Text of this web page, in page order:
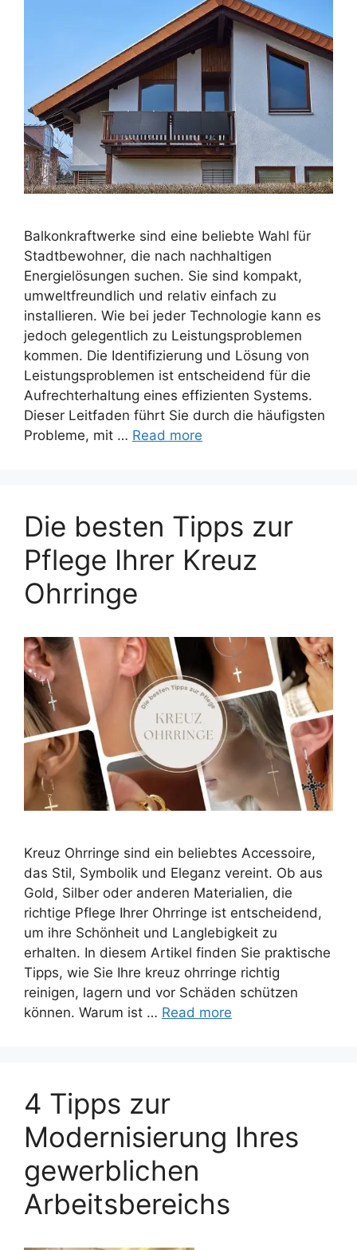
Balkonkraftwerke sind eine beliebte Wahl für
Stadtbewohner, die nach nachhaltigen
Energielösungen suchen. Sie sind kompakt,
umweltfreundlich und relativ einfach zu
installieren. Wie bei jeder Technologie kann es
jedoch gelegentlich zu Leistungsproblemen
kommen. Die Identifizierung und Lösung von
Leistungsproblemen ist entscheidend für die
Aufrechterhaltung eines effizienten Systems.
Dieser Leitfaden führt Sie durch die häufigsten
Probleme, mit … Read more
Die besten Tipps zur
Pflege Ihrer Kreuz
Ohrringe
Kreuz Ohrringe sind ein beliebtes Accessoire,
das Stil, Symbolik und Eleganz vereint. Ob aus
Gold, Silber oder anderen Materialien, die
richtige Pflege Ihrer Ohrringe ist entscheidend,
um ihre Schönheit und Langlebigkeit zu
erhalten. In diesem Artikel finden Sie praktische
Tipps, wie Sie Ihre kreuz ohrringe richtig
reinigen, lagern und vor Schäden schützen
können. Warum ist … Read more
4 Tipps zur
Modernisierung Ihres
gewerblichen
Arbeitsbereichs